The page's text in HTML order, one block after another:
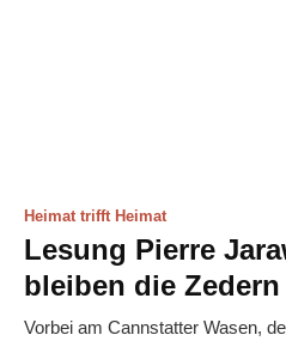
Heimat trifft Heimat
Lesung Pierre
bleiben die Zedern
Vorbei am Cannstatter Wasen,